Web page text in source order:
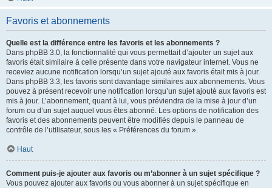
Favoris et abonnements
Quelle est la différence entre les favoris et les abonnements ?
Dans phpBB 3.0, la fonctionnalité qui vous permettait d’ajouter un sujet aux
favoris était similaire à celle présente dans votre navigateur internet. Vous ne
receviez aucune notification lorsqu’un sujet ajouté aux favoris était mis à jour.
Dans phpBB 3.3, les favoris sont davantage similaires aux abonnements. Vous
pouvez à présent recevoir une notification lorsqu’un sujet ajouté aux favoris est
mis à jour. L’abonnement, quant à lui, vous préviendra de la mise à jour d’un
forum ou d’un sujet auquel vous êtes abonné. Les options de notification des
favoris et des abonnements peuvent être modifiés depuis le panneau de
contrôle de l’utilisateur, sous les « Préférences du forum ».
Haut
Comment puis-je ajouter aux favoris ou m’abonner à un sujet spécifique ?
Vous pouvez ajouter aux favoris ou vous abonner à un sujet spécifique en